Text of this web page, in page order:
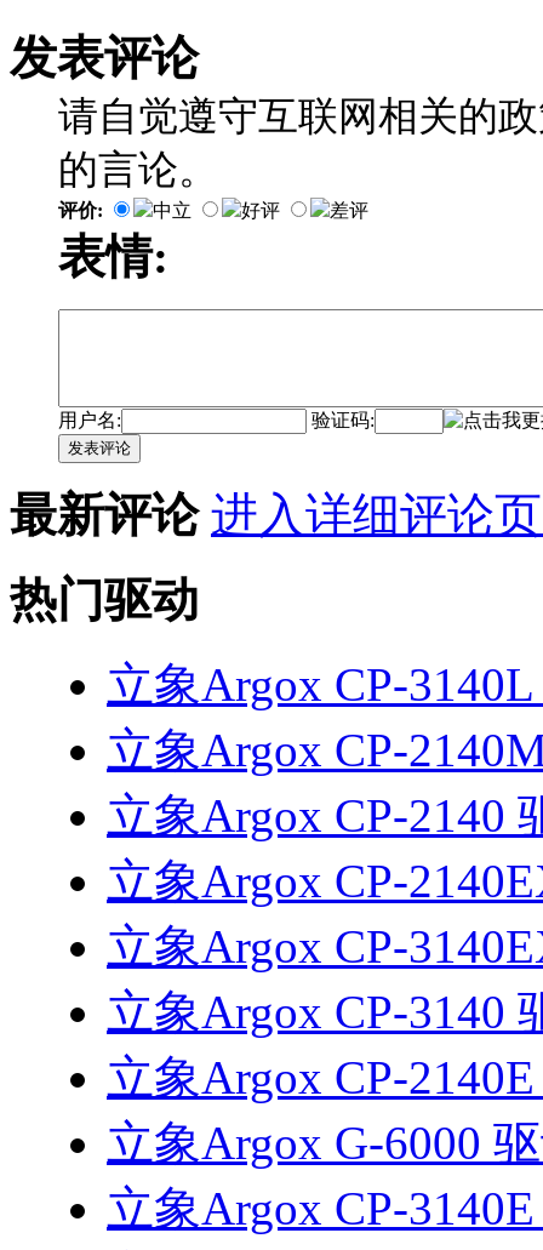
发表评论
请自觉遵守互联网相关的
的言论。
评价: 中立 好评 差评
表情:
用户名: 验证码:
发表评论
最新评论 进入详细评论
热门驱动
立象Argox CP-
立象Argox CP-
立象Argox CP-2140
立象Argox CP-
立象Argox CP-
立象Argox CP-3140
立象Argox CP-
立象Argox G-6000
立象Argox CP-